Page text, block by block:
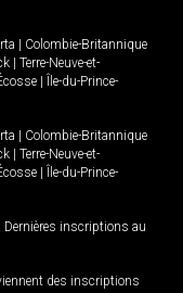
Colombie-Britannique
Terre-Neuve-et-
Île-du-Prince-
Colombie-Britannique
Terre-Neuve-et-
Île-du-Prince-
Dernières inscriptions au
des inscriptions